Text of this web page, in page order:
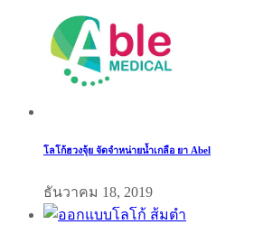
โลโก้ฮวงจุ้ย จัดจำหน่ายน้ำเกลือ ยา Abel
ธันวาคม 18, 2019